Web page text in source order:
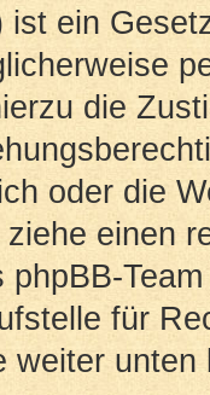
ist ein
die
oder die
einen
phpBB-
für
weiter unten